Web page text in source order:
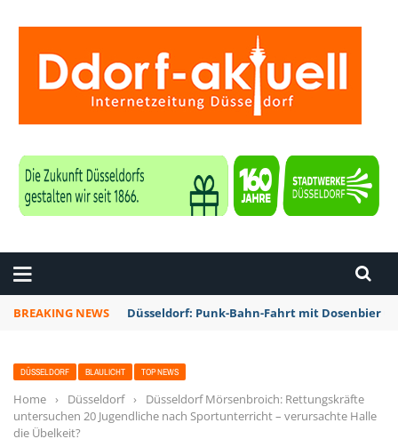
BREAKING NEWS Düsseldorf: Punk-Bahn-Fahrt mit Dosenbier
DÜSSELDORF BLAULICHT TOP NEWS
Home › Düsseldorf ›
Düsseldorf Mörsenbroich: Rettungskräfte
untersuchen 20 Jugendliche nach Sportunterricht – verursachte Halle
die Übelkeit?